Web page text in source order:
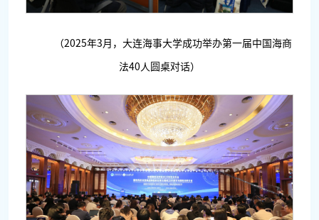
（2025年3月，大连海事大学成功举办第一届中国海商
法40人圆桌对话）